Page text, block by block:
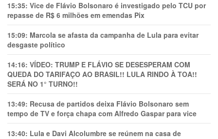
15:35: Vice de Flávio Bolsonaro é investigado pelo TCU por
repasse de R$ 6 milhões em emendas Pix
15:09: Marcola se afasta da campanha de Lula para evitar
desgaste político
14:16: VÍDEO: TRUMP E FLÁVIO SE DESESPERAM COM
QUEDA DO TARIFAÇO AO BRASIL!! LULA RINDO À TOA!!
SERÁ NO 1° TURNO!!
13:49: Recusa de partidos deixa Flávio Bolsonaro sem
tempo de TV e força chapa com Alfredo Gaspar para vice
13:40: Lula e Davi Alcolumbre se reúnem na casa de